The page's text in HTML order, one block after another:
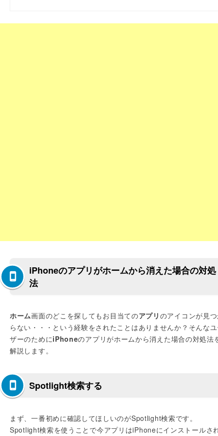
iPhoneのアプリがホームから消えた場合の対処
法
ホーム画面のどこを探してもお目当てのアプリ のアイコンが見
らない・・・という経験をされたことはありませんか？そんな
ザーのためにiPhoneのアプリがホームから消えた場合の対処法
解説します。
Spotlight検索する
まず、一番初めに確認してほしいのがSpotlight検索です。
Spotlight検索を使うことで今アプリはiPhoneにインストールさ